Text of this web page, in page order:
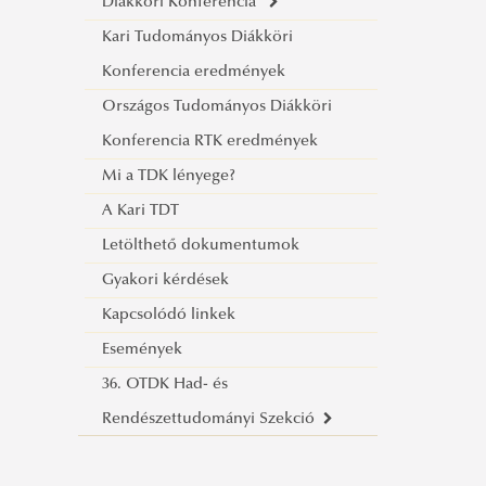
Rendvédelmi szervező szakirányú
továbbképzési szak
Tűzvédelmi mérnöki alapképzési
szak
Kriminalisztikai szakértő szakirányú
továbbképzési szak
Online jelentkezés a 2022. évi őszi
konferenciára
Tagozati beosztás
Tájékoztató
Kari Tudományos Diákköri
Konferencia eredmények
Országos Tudományos Diákköri
Konferencia RTK eredmények
Mi a TDK lényege?
A Kari TDT
Letölthető dokumentumok
Gyakori kérdések
Kapcsolódó linkek
Események
36. OTDK Had- és
Rendészettudományi Szekció